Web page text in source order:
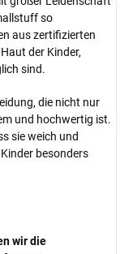
so
aus zertifizierten
der Kinder,
sind.
die nicht nur
und hochwertig ist.
sie weich und
besonders
wir die